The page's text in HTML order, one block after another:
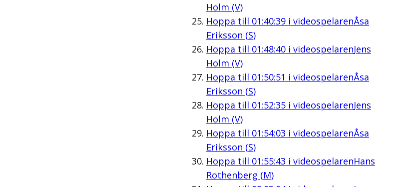
Holm (V)
Hoppa till 01:40:39i videospelarenÅsa
Eriksson (S)
Hoppa till 01:48:40i videospelarenJens
Holm (V)
Hoppa till 01:50:51 i videospelarenÅsa
Eriksson (S)
Hoppa till 01:52:35i videospelarenJens
Holm (V)
Hoppa till 01:54:03 i videospelarenÅsa
Eriksson (S)
Hoppa till 01:55:43 i videospelarenHans
Rothenberg (M)